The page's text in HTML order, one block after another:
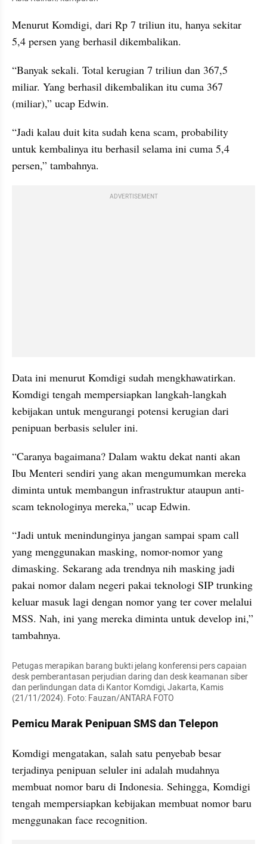
Menurut Komdigi, dari Rp 7 triliun itu, hanya sekitar
5,4 persen yang berhasil dikembalikan.
“Banyak sekali. Total kerugian 7 triliun dan 367,5
miliar. Yang berhasil dikembalikan itu cuma 367
(miliar),” ucap Edwin.
“Jadi kalau duit kita sudah kena scam, probability
untuk kembalinya itu berhasil selama ini cuma 5,4
persen,” tambahnya.
ADVERTISEMENT
Data ini menurut Komdigi sudah mengkhawatirkan.
Komdigi tengah mempersiapkan langkah-langkah
kebijakan untuk mengurangi potensi kerugian dari
penipuan berbasis seluler ini.
“Caranya bagaimana? Dalam waktu dekat nanti akan
Ibu Menteri sendiri yang akan mengumumkan mereka
diminta untuk membangun infrastruktur ataupun anti-
scam teknologinya mereka,” ucap Edwin.
“Jadi untuk menindunginya jangan sampai spam call
yang menggunakan masking, nomor-nomor yang
dimasking. Sekarang ada trendnya nih masking jadi
pakai nomor dalam negeri pakai teknologi SIP trunking
keluar masuk lagi dengan nomor yang ter cover melalui
MSS. Nah, ini yang mereka diminta untuk develop ini,”
tambahnya.
Petugas merapikan barang bukti jelang konferensi pers capaian
desk pemberantasan perjudian daring dan desk keamanan siber
dan perlindungan data di Kantor Komdigi, Jakarta, Kamis
(21/11/2024). Foto: Fauzan/ANTARA FOTO
Pemicu Marak Penipuan SMS dan Telepon
Komdigi mengatakan, salah satu penyebab besar
terjadinya penipuan seluler ini adalah mudahnya
membuat nomor baru di Indonesia. Sehingga, Komdigi
tengah mempersiapkan kebijakan membuat nomor baru
menggunakan face recognition.